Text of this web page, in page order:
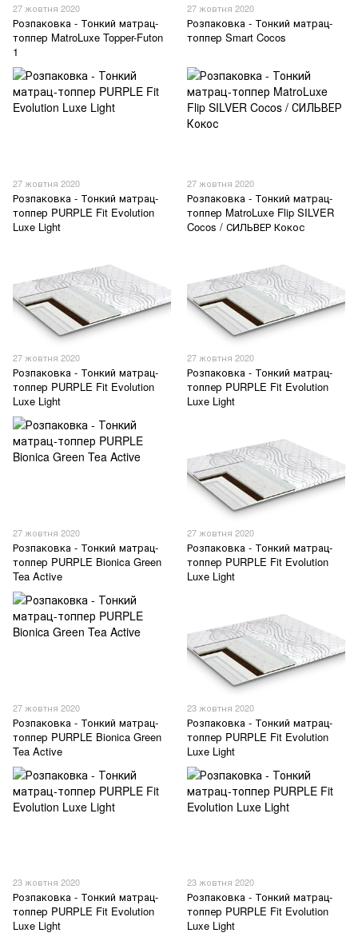
27 жовтня 2020
Розпаковка - Тонкий матрац-
топпер MatroLuxe Topper-Futon
1
27 жовтня 2020
Розпаковка - Тонкий матрац-
топпер Smart Cocos
27 жовтня 2020
Розпаковка - Тонкий матрац-
топпер PURPLE Fit Evolution
Luxe Light
27 жовтня 2020
Розпаковка - Тонкий матрац-
топпер MatroLuxe Flip SILVER
Cocos / СИЛЬВЕР Кокос
27 жовтня 2020
Розпаковка - Тонкий матрац-
топпер PURPLE Fit Evolution
Luxe Light
27 жовтня 2020
Розпаковка - Тонкий матрац-
топпер PURPLE Fit Evolution
Luxe Light
27 жовтня 2020
Розпаковка - Тонкий матрац-
топпер PURPLE Bionica Green
Tea Active
27 жовтня 2020
Розпаковка - Тонкий матрац-
топпер PURPLE Fit Evolution
Luxe Light
27 жовтня 2020
Розпаковка - Тонкий матрац-
топпер PURPLE Bionica Green
Tea Active
23 жовтня 2020
Розпаковка - Тонкий матрац-
топпер PURPLE Fit Evolution
Luxe Light
23 жовтня 2020
Розпаковка - Тонкий матрац-
топпер PURPLE Fit Evolution
Luxe Light
23 жовтня 2020
Розпаковка - Тонкий матрац-
топпер PURPLE Fit Evolution
Luxe Light